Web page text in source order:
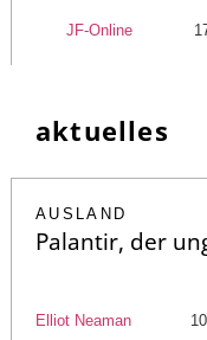
JF-Online
aktuelles
AUSLAND
Palantir, der
Elliot Neaman 10